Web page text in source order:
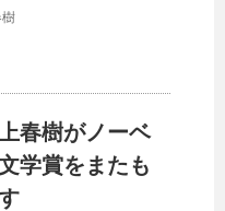
春樹がノーベ
学賞をまたも